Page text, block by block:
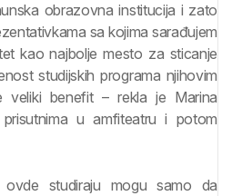
obrazovna institucija i zato
sa kojima sarađujem
kao najbolje mesto za sticanje
studijskih programa njihovim
veliki benefit – rekla je Marina
u amfiteatru i potom
studiraju mogu samo da